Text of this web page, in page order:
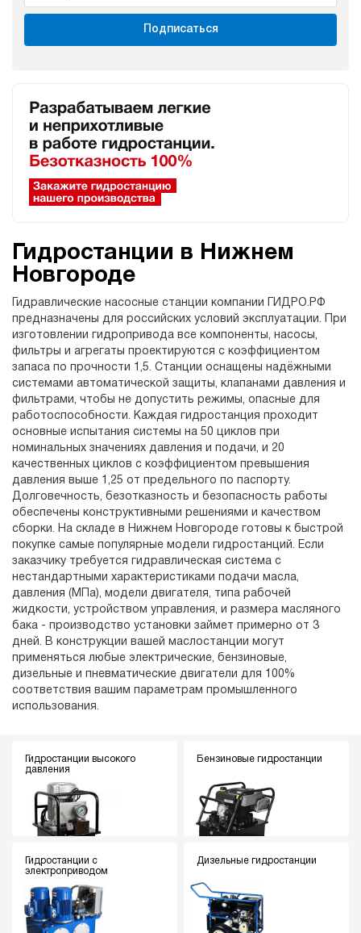
Подписаться
Гидростанции в Нижнем
Новгороде
Гидравлические насосные станции компании ГИДРО.РФ
предназначены для российских условий эксплуатации. При
изготовлении гидропривода все компоненты, насосы,
фильтры и агрегаты проектируются с коэффициентом
запаса по прочности 1,5. Станции оснащены надёжными
системами автоматической защиты, клапанами давления и
фильтрами, чтобы не допустить режимы, опасные для
работоспособности. Каждая гидростанция проходит
основные испытания системы на 50 циклов при
номинальных значениях давления и подачи, и 20
качественных циклов с коэффициентом превышения
давления выше 1,25 от предельного по паспорту.
Долговечность, безотказность и безопасность работы
обеспечены конструктивными решениями и качеством
сборки. На складе в Нижнем Новгороде готовы к быстрой
покупке самые популярные модели гидростанций. Если
заказчику требуется гидравлическая система с
нестандартными характеристиками подачи масла,
давления (МПа), модели двигателя, типа рабочей
жидкости, устройством управления, и размера масляного
бака - производство установки займет примерно от 3
дней. В конструкции вашей маслостанции могут
применяться любые электрические, бензиновые,
дизельные и пневматические двигатели для 100%
соответствия вашим параметрам промышленного
использования.
Гидростанции высокого
давления
Бензиновые гидростанции
Гидростанции с
электроприводом
Дизельные гидростанции